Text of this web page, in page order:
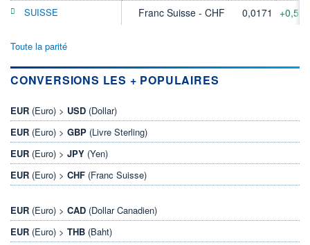
SUISSE Franc Suisse - CHF 0,0171
Toute la parité
CONVERSIONS LES + POPULAIRES
EUR (Euro) > USD (Dollar)
EUR (Euro) > GBP (Livre Sterling)
EUR (Euro) > JPY (Yen)
EUR (Euro) > CHF (Franc Suisse)
EUR (Euro) > CAD (Dollar Canadien)
EUR (Euro) > THB (Baht)